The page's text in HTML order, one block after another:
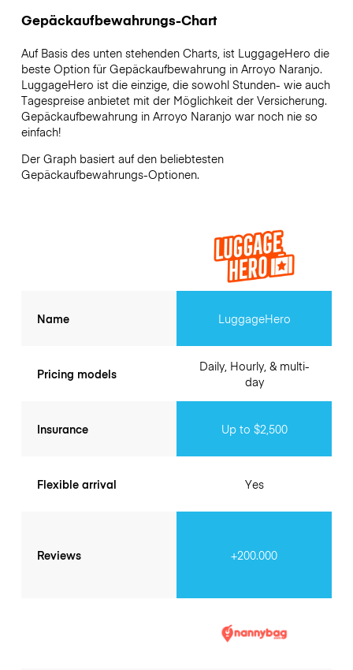
Gepäckaufbewahrungs-Chart
Auf Basis des unten stehenden Charts, ist LuggageHero die
beste Option für Gepäckaufbewahrung in Arroyo Naranjo.
LuggageHero ist die einzige, die sowohl Stunden- wie auch
Tagespreise anbietet mit der Möglichkeit der Versicherung.
Gepäckaufbewahrung in Arroyo Naranjo war noch nie so
einfach!
Der Graph basiert auf den beliebtesten
Gepäckaufbewahrungs-Optionen.
Name
Pricing models
Insurance
Flexible arrival
Reviews
LuggageHero
Daily, Hourly, & multi-
day
Up to $2,500
Yes
+200.000